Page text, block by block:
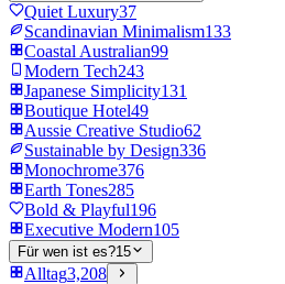
Quiet Luxury37
Scandinavian Minimalism133
Coastal Australian99
Modern Tech243
Japanese Simplicity131
Boutique Hotel49
Aussie Creative Studio62
Sustainable by Design336
Monochrome376
Earth Tones285
Bold & Playful196
Executive Modern105
Für wen ist es?15
Alltag3,208